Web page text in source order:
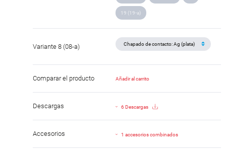
19 (19-a)
Variante 8 (08-a)
Comparar el producto Añadir al carrito
Descargas 6 Descargas
Accesorios 1 accesorios combinados